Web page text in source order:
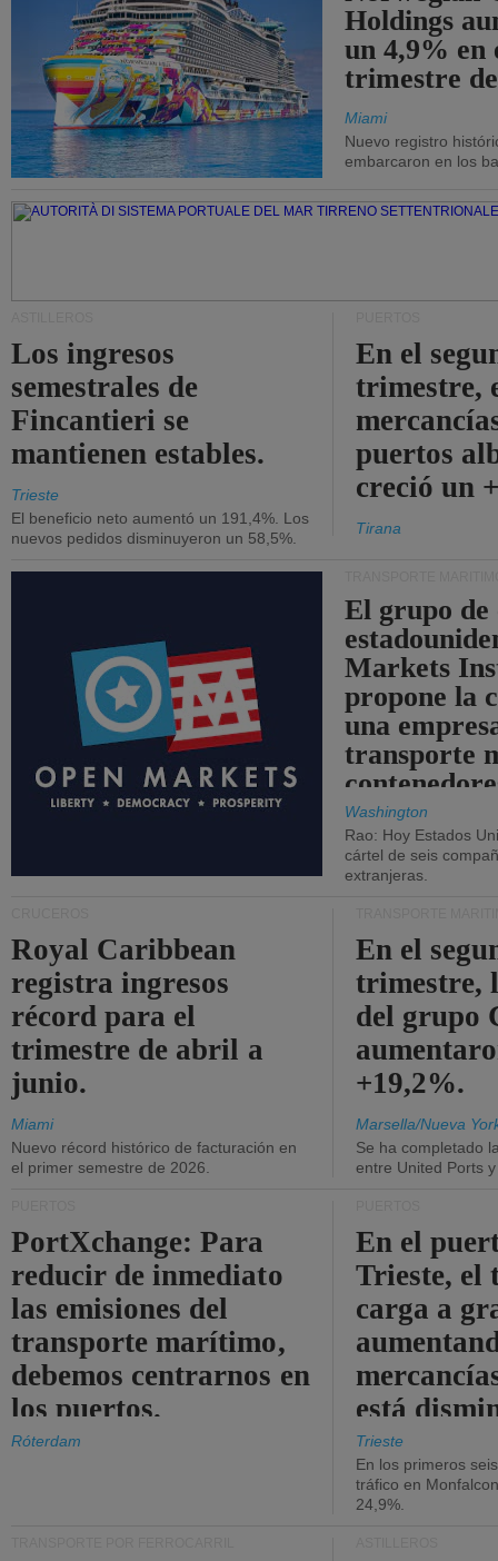
Holdings
un 4,9% en
trimestre
Miami
Nuevo registro
embarcaron en los
Los ingresos
semestrales de
Fincantieri se
mantienen estables.
Trieste
El beneficio neto aumentó un 191,4%. Los
nuevos pedidos disminuyeron un 58,5%.
En el
trimestre,
puertos
creció un
Tirana
El grupo de
Markets
propone la
una
transporte
Washington
Rao: Hoy Estados
cártel de seis
extranjeras.
Royal Caribbean
registra ingresos
récord para el
trimestre de abril a
junio.
Miami
Nuevo récord histórico de facturación en
el primer semestre de 2026.
En el
trimestre,
del grupo
+19,2%.
Marsella/Nueva
Se ha completado
entre United Ports
PortXchange: Para
reducir de inmediato
las emisiones del
transporte marítimo,
debemos centrarnos en
los puertos.
Róterdam
En el
Trieste, el
carga a
está
Trieste
En los primeros
tráfico en
24,9%.